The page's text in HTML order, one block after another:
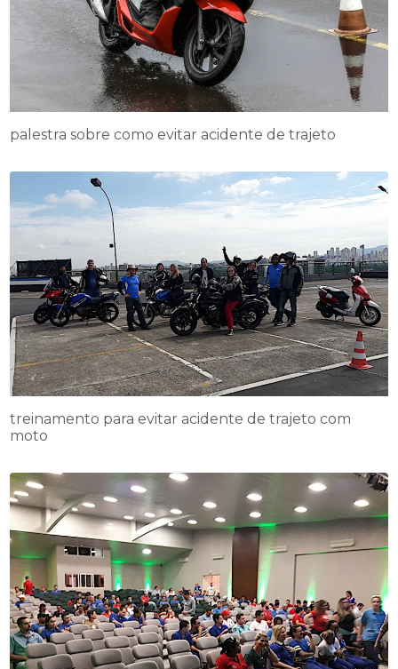
palestra sobre como evitar acidente de trajeto
treinamento para evitar acidente de trajeto com
moto